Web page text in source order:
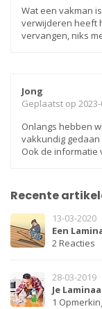
Wat een vakman
verwijderen heeft
vervangen, niks
Jong
Geplaatst op 2023-
Onlangs hebben
vakkundig
Ook de informatie
Recente
13-03-2020
Een
2 Reacties
28-03-2019
Je
1